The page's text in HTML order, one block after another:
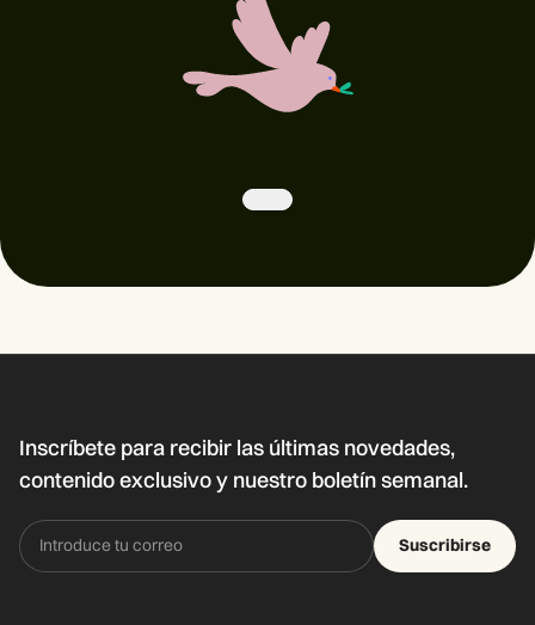
Inscríbete para recibir las últimas novedades,
contenido exclusivo y nuestro boletín semanal.
Suscribirse